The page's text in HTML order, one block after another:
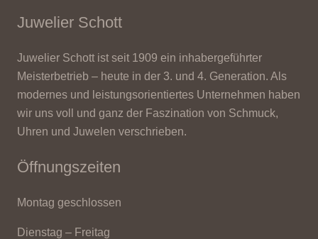
Juwelier Schott
Juwelier Schott ist seit 1909 ein inhabergeführter
Meisterbetrieb – heute in der 3. und 4. Generation. Als
modernes und leistungsorientiertes Unternehmen haben
wir uns voll und ganz der Faszination von Schmuck,
Uhren und Juwelen verschrieben.
Öffnungszeiten
Montag geschlossen
Dienstag – Freitag